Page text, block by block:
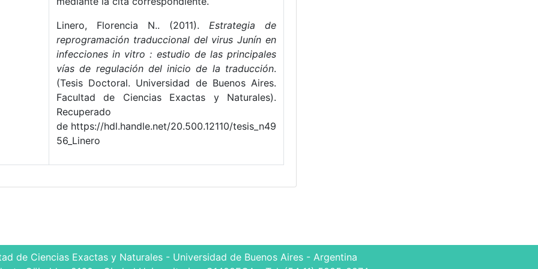
Linero, Florencia N.. (2011). Estrategia de
reprogramación traduccional del virus Junín en
infecciones in vitro : estudio de las principales
vías de regulación del inicio de la traducción.
(Tesis Doctoral. Universidad de Buenos Aires.
Facultad de Ciencias Exactas y Naturales).
Recuperado
de https://hdl.handle.net/20.500.12110/tesis_n49
56_Linero
de Ciencias Exactas y Naturales - Universidad de Buenos Aires - Argentina